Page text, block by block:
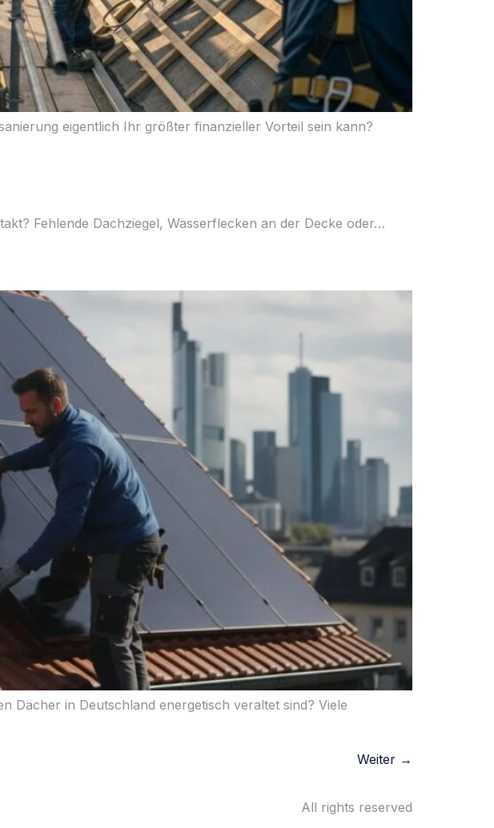
eigentlich Ihr größter finanzieller Vorteil sein kann?
Fehlende Dachziegel, Wasserflecken an der Decke oder…
Dächer in Deutschland energetisch veraltet sind? Viele
Weiter →
All rights reserved